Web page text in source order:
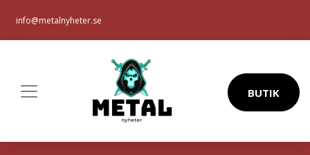
info@metalnyheter.se
BUTIK